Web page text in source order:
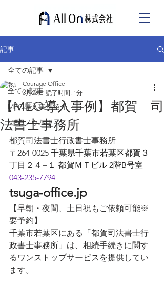
記事
全ての記事
MEO導入事例紹介
MEOノウハウ
全ての記事
【MEO導入事例】都賀 司
法書士事務所
Courage Office
3月23日 読了時間: 1分
都賀司法書士行政書士事務所
〒264-0025 千葉県千葉市若葉区都賀３
丁目２４−１ 都賀ＭＴビル 2階B号室
043-235-7794
tsuga-office.jp
【早朝・夜間、土日祝もご依頼可能※
要予約】
千葉市若葉区にある「都賀司法書士行
政書士事務所」は、相続手続きに関す
るワンストップサービスを提供してい
ます。